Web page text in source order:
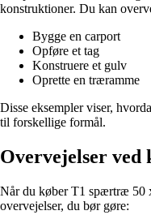
konstruktioner. Du kan
Bygge en carport
Opføre et tag
Konstruere et gulv
Oprette en træramme
Disse eksempler viser,
til forskellige formål.
Overvejelser
Når du køber T1 spærtræ 50
overvejelser, du bør gøre: